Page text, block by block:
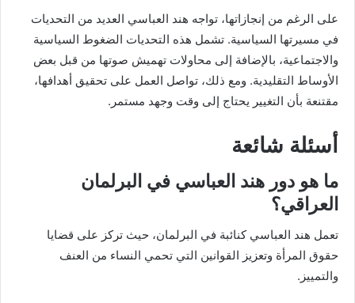
على الرغم من إنجازاتها، تواجه هند العباسي العديد من التحديات
في مسيرتها السياسية. تشمل هذه التحديات الضغوط السياسية
والاجتماعية، بالإضافة إلى محاولات تهميش صوتها من قبل بعض
الأوساط التقليدية. ومع ذلك، تواصل العمل على تحقيق أهدافها،
مقتنعة بأن التغيير يحتاج إلى وقت وجهد مستمر.
أسئلة شائعة
ما هو دور هند العباسي في البرلمان
العراقي؟
تعمل هند العباسي كنائبة في البرلمان، حيث تركز على قضايا
حقوق المرأة وتعزيز القوانين التي تحمي النساء من العنف
والتمييز.